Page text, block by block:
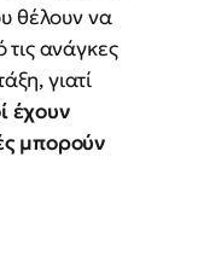
θέλουν να
τις ανάγκες
γιατί
έχουν
μπορούν